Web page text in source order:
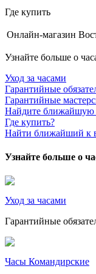
Где купить
Онлайн-магазин
Узнайте больше о
Уход за часами
Гарантийные
Гарантийные
Найдите ближайшую
Где купить?
Найти ближайший к
Узнайте больше о
Уход за часами
Гарантийные
Часы Командирские